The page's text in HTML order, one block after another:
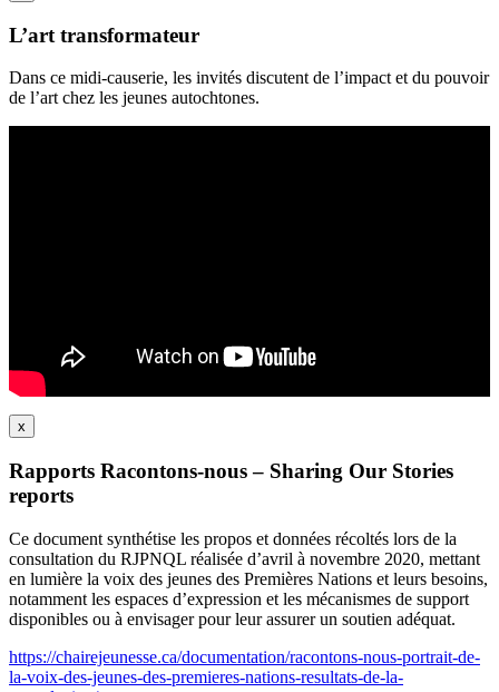
L’art transformateur
Dans ce midi-causerie, les invités discutent de l’impact et du pouvoir
de l’art chez les jeunes autochtones.
x
Rapports Racontons-nous – Sharing Our Stories
reports
Ce document synthétise les propos et données récoltés lors de la
consultation du RJPNQL réalisée d’avril à novembre 2020, mettant
en lumière la voix des jeunes des Premières Nations et leurs besoins,
notamment les espaces d’expression et les mécanismes de support
disponibles ou à envisager pour leur assurer un soutien adéquat.
https://chairejeunesse.ca/documentation/racontons-nous-portrait-de-
la-voix-des-jeunes-des-premieres-nations-resultats-de-la-